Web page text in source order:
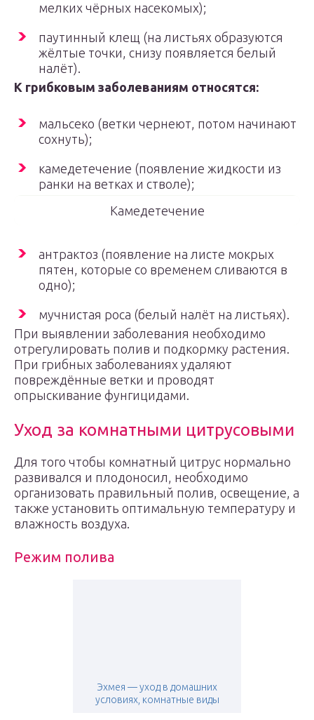
мелких чёрных насекомых);
паутинный клещ (на листьях образуются
жёлтые точки, снизу появляется белый
налёт).
К грибковым заболеваниям относятся:
мальсеко (ветки чернеют, потом начинают
сохнуть);
камедетечение (появление жидкости из
ранки на ветках и стволе);
Камедетечение
антрактоз (появление на листе мокрых
пятен, которые со временем сливаются в
одно);
мучнистая роса (белый налёт на листьях).
При выявлении заболевания необходимо
отрегулировать полив и подкормку растения.
При грибных заболеваниях удаляют
повреждённые ветки и проводят
опрыскивание фунгицидами.
Уход за комнатными цитрусовыми
Для того чтобы комнатный цитрус нормально
развивался и плодоносил, необходимо
организовать правильный полив, освещение, а
также установить оптимальную температуру и
влажность воздуха.
Режим полива
Эхмея — уход в домашних
условиях, комнатные виды